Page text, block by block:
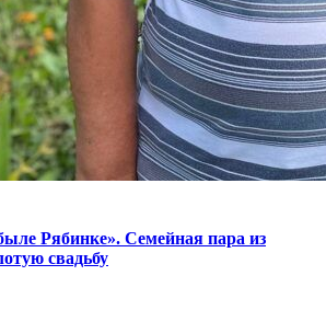
Рябинке». Семейная пара из
свадьбу